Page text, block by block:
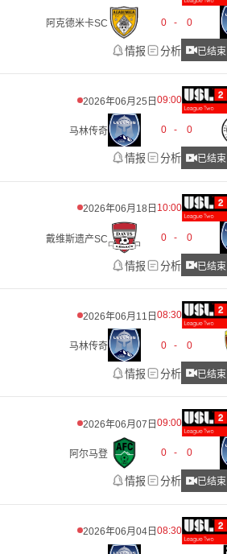
阿克德米卡SC 0 - 0
情报 分析 已结束
2026年06月25日09:00
马林传奇 0 - 0
情报 分析 已结束
2026年06月18日 10:00
戴维斯遗产SC 0 - 0
情报 分析 已结束
2026年06月11日08:30
马林传奇 0 - 0
情报 分析 已结束
2026年06月07日09:00
阿尔马登 0 - 0
情报 分析 已结束
2026年06月04日08:30